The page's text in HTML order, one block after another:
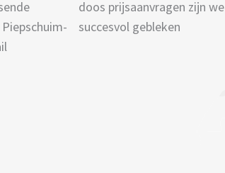
doos prijsaanvragen zijn we
succesvol gebleken